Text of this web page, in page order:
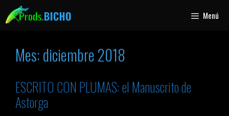
Menú
Mes:diciembre 2018
ESCRITO CON PLUMAS: el Manuscrito de
Astorga